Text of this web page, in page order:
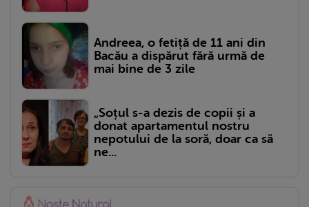
Andreea, o fetiță de 11 ani din
Bacău a dispărut fără urmă de
mai bine de 3 zile
„Soțul s-a dezis de copii și a
donat apartamentul nostru
nepotului de la soră, doar ca să
ne...